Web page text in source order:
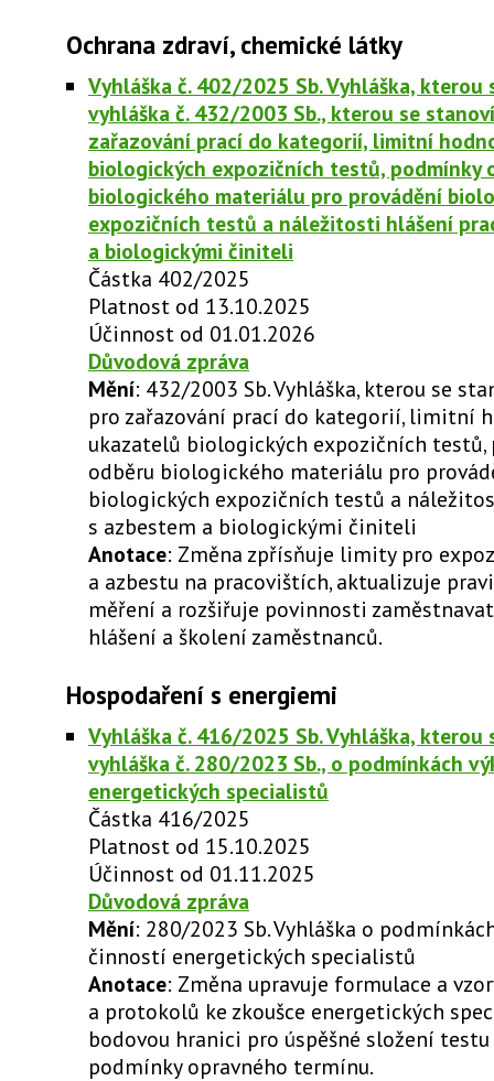
Ochrana zdraví, chemické látky
Vyhláška č. 402/2025 Sb. Vyhláška, kterou
vyhláška č. 432/2003 Sb., kterou se
zařazování prací do kategorií, limitní
biologických expozičních testů, podmínky
biologického materiálu pro provádění
expozičních testů a náležitosti hlášení
a biologickými činiteli
Částka 402/2025
Platnost od 13.10.2025
Účinnost od 01.01.2026
Důvodová zpráva
Mění: 432/2003 Sb. Vyhláška, kterou se
pro zařazování prací do kategorií, limitní
ukazatelů biologických expozičních testů,
odběru biologického materiálu pro
biologických expozičních testů a
s azbestem a biologickými činiteli
Anotace: Změna zpřísňuje limity pro
a azbestu na pracovištích, aktualizuje
měření a rozšiřuje povinnosti
hlášení a školení zaměstnanců.
Hospodaření s energiemi
Vyhláška č. 416/2025 Sb. Vyhláška, kterou
vyhláška č. 280/2023 Sb., o podmínkách
energetických specialistů
Částka 416/2025
Platnost od 15.10.2025
Účinnost od 01.11.2025
Důvodová zpráva
Mění: 280/2023 Sb. Vyhláška o
činností energetických specialistů
Anotace: Změna upravuje formulace a
a protokolů ke zkoušce energetických
bodovou hranici pro úspěšné složení testu
podmínky opravného termínu.